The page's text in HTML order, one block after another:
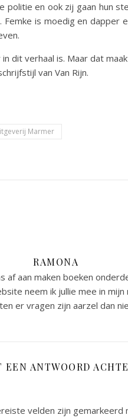
en ook zij gaan hun
is moedig en dapper
dit verhaal is. Maar dat
van Van Rijn.
Marmer
RAMONA
af aan maken boeken
neem ik jullie mee in
er vragen zijn aarzel dan
EEN ANTWOORD
velden zijn gemarkeerd